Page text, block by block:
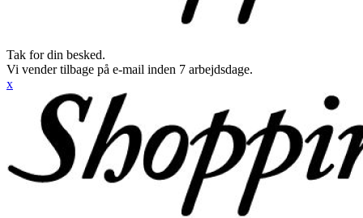
Tak for din besked.
Vi vender tilbage på e-mail inden 7 arbejdsdage.
x